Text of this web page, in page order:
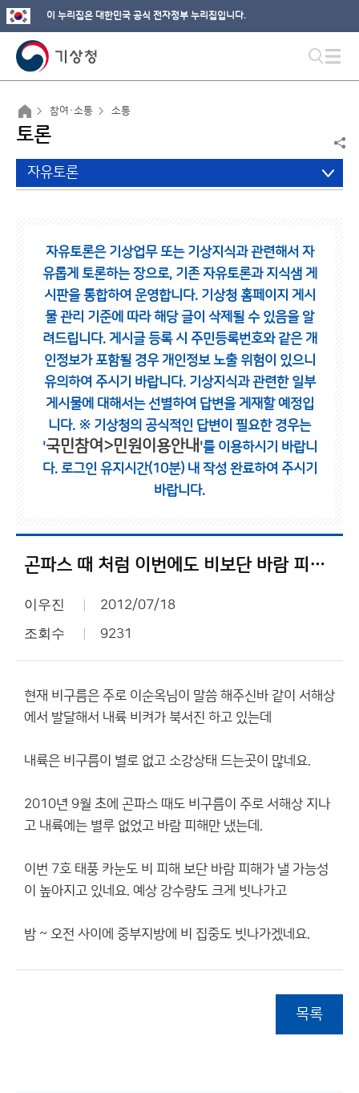
이 누리집은 대한민국 공식 전자정부 누리집입니다.
참여·소통 소통
토론
자유토론
자유토론은 기상업무 또는 기상지식과 관련해서 자
유롭게 토론하는 장으로, 기존 자유토론과 지식샘 게
시판을 통합하여 운영합니다. 기상청 홈페이지 게시
물 관리 기준에 따라 해당 글이 삭제될 수 있음을 알
려드립니다. 게시글 등록 시 주민등록번호와 같은 개
인정보가 포함될 경우 개인정보 노출 위험이 있으니
유의하여 주시기 바랍니다. 기상지식과 관련한 일부
게시물에 대해서는 선별하여 답변을 게재할 예정입
니다. ※ 기상청의 공식적인 답변이 필요한 경우는
'국민참여>민원이용안내 '를 이용하시기 바랍니
다. 로그인 유지시간(10분) 내 작성 완료하여 주시기
바랍니다.
곤파스 때 처럼 이번에도 비보단 바람 피해가 클수도 있겠네요?
이우진 2012/07/18
조회수 9231
현재 비구름은 주로 이순옥님이 말씀 해주신바 같이 서해상
에서 발달해서 내륙 비켜가 북서진 하고 있는데
내륙은 비구름이 별로 없고 소강상태 드는곳이 많네요.
2010년 9월 초에 곤파스 때도 비구름이 주로 서해상 지나
고 내륙에는 별루 없었고 바람 피해만 냈는데.
이번 7호 태풍 카눈도 비 피해 보단 바람 피해가 낼 가능성
이 높아지고 있네요. 예상 강수량도 크게 빗나가고
밤 ~ 오전 사이에 중부지방에 비 집중도 빗나가겠네요.
목록